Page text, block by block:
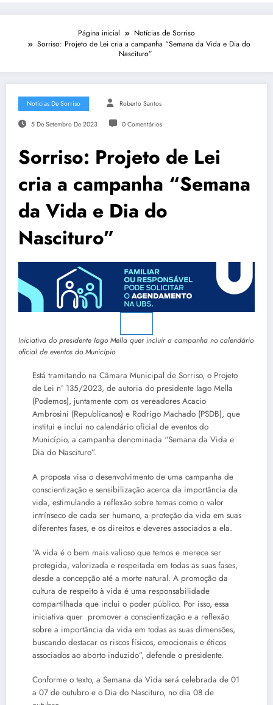
Página inicial
Notícias de Sorriso
Sorriso: Projeto de Lei cria a campanha “Semana da Vida e Dia do
Nascituro”
Notícias De Sorriso Roberto Santos
5 De Setembro De 2023 0 Comentários
Sorriso: Projeto de Lei
cria a campanha “Semana
da Vida e Dia do
Nascituro”
Iniciativa do presidente Iago Mella quer incluir a campanha no calendário
oficial de eventos do Município
Está tramitando na Câmara Municipal de Sorriso, o Projeto
de Lei nº 135/2023, de autoria do presidente Iago Mella
(Podemos), juntamente com os vereadores Acacio
Ambrosini (Republicanos) e Rodrigo Machado (PSDB), que
institui e inclui no calendário oficial de eventos do
Município, a campanha denominada “Semana da Vida e
Dia do Nascituro”.
A proposta visa o desenvolvimento de uma campanha de
conscientização e sensibilização acerca da importância da
vida, estimulando a reflexão sobre temas como o valor
intrínseco de cada ser humano, a proteção da vida em suas
diferentes fases, e os direitos e deveres associados a ela.
“A vida é o bem mais valioso que temos e merece ser
protegida, valorizada e respeitada em todas as suas fases,
desde a concepção até a morte natural. A promoção da
cultura de respeito à vida é uma responsabilidade
compartilhada que inclui o poder público. Por isso, essa
iniciativa quer promover a conscientização e a reflexão
sobre a importância da vida em todas as suas dimensões,
buscando destacar os riscos físicos, emocionais e éticos
associados ao aborto induzido”, defende o presidente.
Conforme o texto, a Semana da Vida será celebrada de 01
a 07 de outubro e o Dia do Nascituro, no dia 08 de